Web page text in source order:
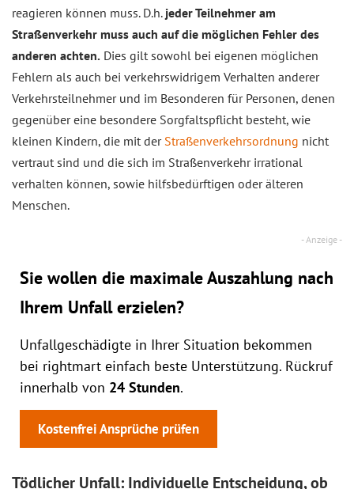
reagieren können muss. D.h. jeder Teilnehmer am
Straßenverkehr muss auch auf die möglichen Fehler des
anderen achten. Dies gilt sowohl bei eigenen möglichen
Fehlern als auch bei verkehrswidrigem Verhalten anderer
Verkehrsteilnehmer und im Besonderen für Personen, denen
gegenüber eine besondere Sorgfaltspflicht besteht, wie
kleinen Kindern, die mit der Straßenverkehrsordnung nicht
vertraut sind und die sich im Straßenverkehr irrational
verhalten können, sowie hilfsbedürftigen oder älteren
Menschen.
Sie wollen die maximale Auszahlung nach
Ihrem Unfall erzielen?
Unfallgeschädigte in Ihrer Situation bekommen
bei rightmart einfach beste Unterstützung. Rückruf
innerhalb von 24 Stunden.
Kostenfrei Ansprüche prüfen
Tödlicher Unfall: Individuelle Entscheidung, ob